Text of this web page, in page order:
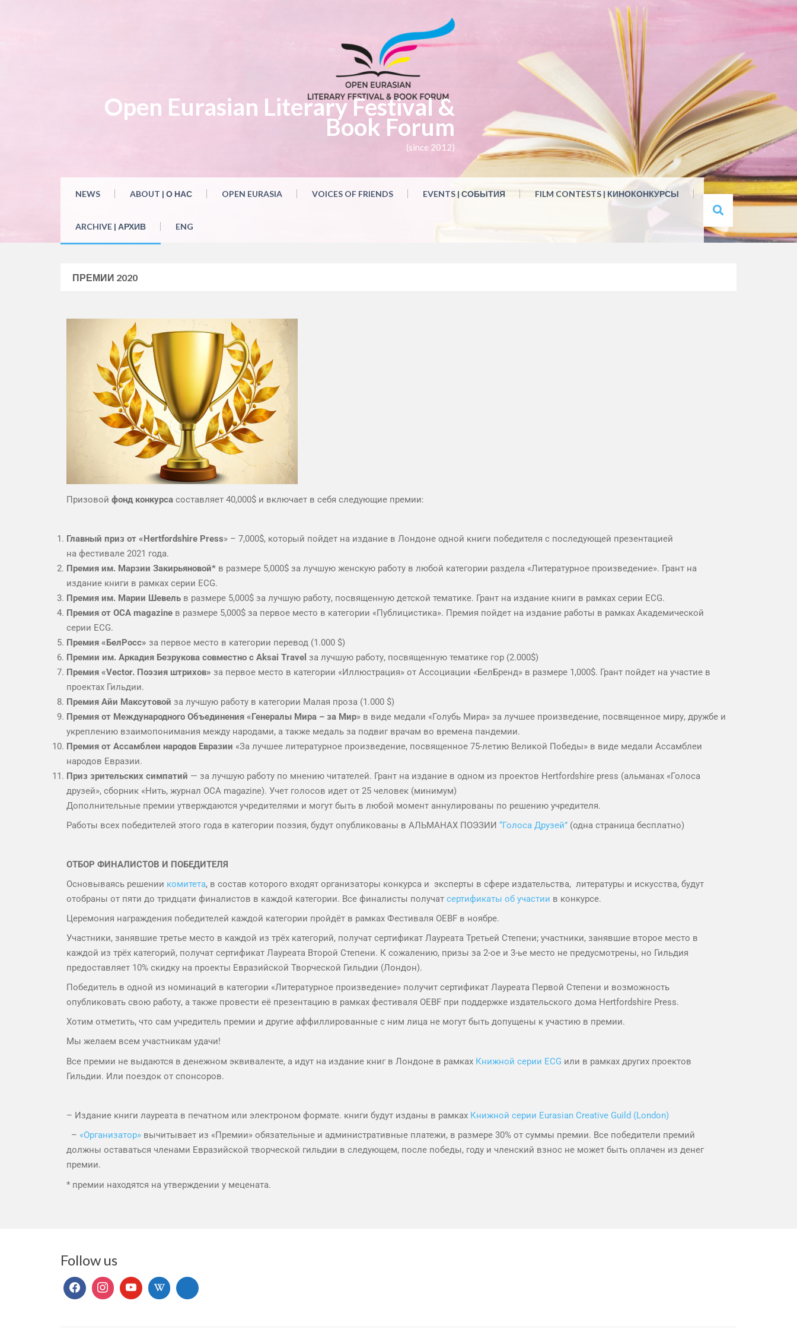
Open Eurasian Literary Festival &
Book Forum
(since 2012)
NEWS ABOUT | О НАС OPEN EURASIA VOICES OF FRIENDS EVENTS | СОБЫТИЯ FILM CONTESTS | КИНОКОНКУРСЫ
ARCHIVE | АРХИВ ENG
ПРЕМИИ 2020
Призовой фонд конкурса составляет 40,000$ и включает в себя следующие премии:
Главный приз от «Hertfordshire Press» – 7,000$, который пойдет на издание в Лондоне одной книги победителя с последующей презентацией
на фестивале 2021 года.
Премия им. Марзии Закирьяновой* в размере 5,000$ за лучшую женскую работу в любой категории раздела «Литературное произведение». Грант на
издание книги в рамках серии ECG.
Премия им. Марии Шевель в размере 5,000$ за лучшую работу, посвященную детской тематике. Грант на издание книги в рамках серии ECG.
Премия от OCA magazine в размере 5,000$ за первое место в категории «Публицистика». Премия пойдет на издание работы в рамках Академической
серии ECG.
Премия «БелРосс» за первое место в категории перевод (1.000 $)
Премии им. Аркадия Безрукова совместно с Aksai Travel за лучшую работу, посвященную тематике гор (2.000$)
Премия «Vector. Поэзия штрихов» за первое место в категории «Иллюстрация» от Ассоциации «БелБренд» в размере 1,000$. Грант пойдет на участие в
проектах Гильдии.
Премия Айи Максутовой за лучшую работу в категории Малая проза (1.000 $)
Премия от Международного Объединения «Генералы Мира – за Мир» в виде медали «Голубь Мира» за лучшее произведение, посвященное миру, дружбе и
укреплению взаимопонимания между народами, а также медаль за подвиг врачам во времена пандемии.
Премия от Ассамблеи народов Евразии «За лучшее литературное произведение, посвященное 75-летию Великой Победы» в виде медали Ассамблеи
народов Евразии.
Приз зрительских симпатий — за лучшую работу по мнению читателей. Грант на издание в одном из проектов Hertfordshire press (альманах «Голоса
друзей», сборник «Нить, журнал OCA magazine). Учет голосов идет от 25 человек (минимум)
Дополнительные премии утверждаются учредителями и могут быть в любой момент аннулированы по решению учредителя.
Работы всех победителей этого года в категории поэзия, будут опубликованы в АЛЬМАНАХ ПОЭЗИИ “Голоса Друзей” (одна страница бесплатно)
ОТБОР ФИНАЛИСТОВ И ПОБЕДИТЕЛЯ
Основываясь решении комитета, в состав которого входят организаторы конкурса и эксперты в сфере издательства, литературы и искусства, будут
отобраны от пяти до тридцати финалистов в каждой категории. Все финалисты получат сертификаты об участии в конкурсе.
Церемония награждения победителей каждой категории пройдёт в рамках Фестиваля OEBF в ноябре.
Участники, занявшие третье место в каждой из трёх категорий, получат сертификат Лауреата Третьей Степени; участники, занявшие второе место в
каждой из трёх категорий, получат сертификат Лауреата Второй Степени. К сожалению, призы за 2-ое и 3-ье место не предусмотрены, но Гильдия
предоставляет 10% скидку на проекты Евразийской Творческой Гильдии (Лондон).
Победитель в одной из номинаций в категории «Литературное произведение» получит сертификат Лауреата Первой Степени и возможность
опубликовать свою работу, а также провести её презентацию в рамках фестиваля OEBF при поддержке издательского дома Hertfordshire Press.
Хотим отметить, что сам учредитель премии и другие аффиллированные с ним лица не могут быть допущены к участию в премии.
Мы желаем всем участникам удачи!
Все премии не выдаются в денежном эквиваленте, а идут на издание книг в Лондоне в рамках Книжной серии ECG или в рамках других проектов
Гильдии. Или поездок от спонсоров.
– Издание книги лауреата в печатном или электроном формате. книги будут изданы в рамках Книжной серии Eurasian Creative Guild (London)
– «Организатор» вычитывает из «Премии» обязательные и административные платежи, в размере 30% от суммы премии. Все победители премий
должны оставаться членами Евразийской творческой гильдии в следующем, после победы, году и членский взнос не может быть оплачен из денег
премии.
* премии находятся на утверждении у мецената.
Follow us